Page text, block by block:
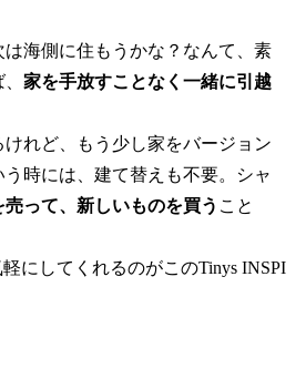
海側に住もうかな？なんて、素
家を手放すことなく一緒に引越
れど、もう少し家をバージョン
時には、建て替えも不要。シャ
売って、新しいものを買う こと
にしてくれるのがこのTinys INSPI